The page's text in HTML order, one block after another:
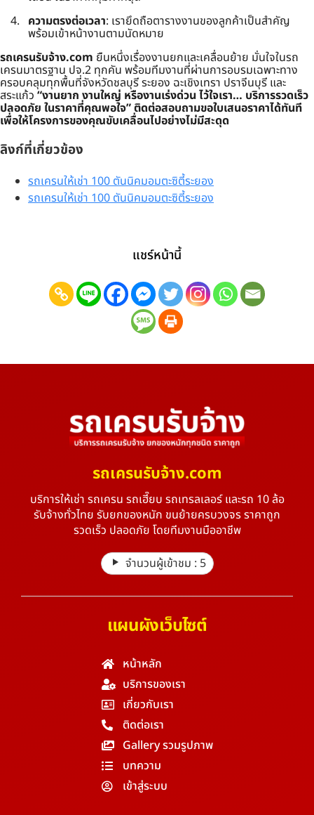
ความตรงต่อเวลา: เรายึดถือตารางงานของลูกค้าเป็นสำคัญ
พร้อมเข้าหน้างานตามนัดหมาย
รถเครนรับจ้าง.com ยืนหนึ่งเรื่องงานยกและเคลื่อนย้าย มั่นใจในรถ
เครนมาตรฐาน ปจ.2 ทุกคัน พร้อมทีมงานที่ผ่านการอบรมเฉพาะทาง
ครอบคลุมทุกพื้นที่จังหวัดชลบุรี ระยอง ฉะเชิงเทรา ปราจีนบุรี และ
สระแก้ว “งานยาก งานใหญ่ หรืองานเร่งด่วน ไว้ใจเรา… บริการรวดเร็ว
ปลอดภัย ในราคาที่คุณพอใจ”ติดต่อสอบถามขอใบเสนอราคาได้ทันที
เพื่อให้โครงการของคุณขับเคลื่อนไปอย่างไม่มีสะดุด
ลิงก์ที่เกี่ยวข้อง
รถเครนให้เช่า 100 ตันนิคมอมตะซิตี้ระยอง
รถเครนให้เช่า 100 ตันนิคมอมตะซิตี้ระยอง
แชร์หน้านี้
รถเครนรับจ้าง.com
บริการให้เช่า รถเครน รถเฮี๊ยบ รถเทรลเลอร์ และรถ 10 ล้อ
รับจ้างทั่วไทย รับยกของหนัก ขนย้ายครบวงจร ราคาถูก
รวดเร็ว ปลอดภัย โดยทีมงานมืออาชีพ
จำนวนผู้เข้าชม : 5
แผนผังเว็บไซต์
หน้าหลัก
บริการของเรา
เกี่ยวกับเรา
ติดต่อเรา
Gallery รวมรูปภาพ
บทความ
เข้าสู่ระบบ